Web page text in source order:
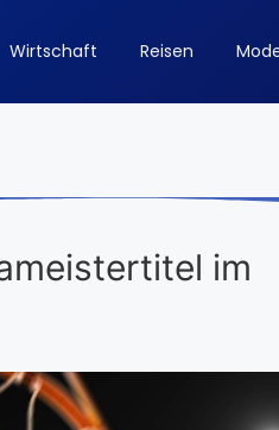
Wirtschaft Reisen
im